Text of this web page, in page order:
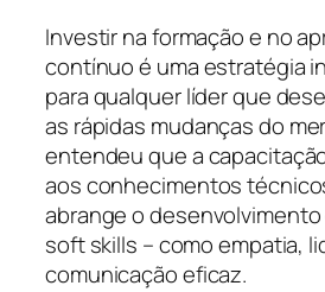
Investir na formação e no
contínuo é uma estratégia
para qualquer líder que
as rápidas mudanças do
entendeu que a
aos conhecimentos
abrange o
soft skills – como empatia,
comunicação eficaz.